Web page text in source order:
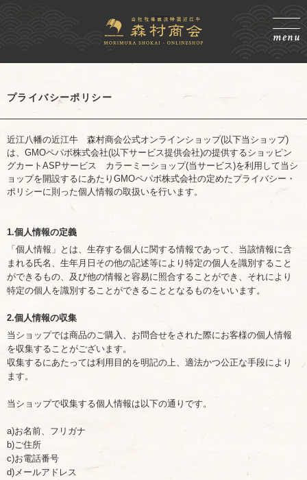
menu
プライバシーポリシー
近江八幡の近江牛 森村商会公式オンラインショップ(以下当ショップ)
は、 GMOペパボ株式会社(以下サービス提供会社)の提供するショッピン
グカートASPサービス カラーミーショップ(当サービス)を利用して当シ
ョップを開設するにあたりGMOペパボ株式会社の定めたプライバシー・
ポリシーに則った個人情報の取扱いを行います。
1.個人情報の定義
「個人情報」とは、生存する個人に関する情報であって、当該情報に含
まれる氏名、生年月日その他の記述等により特定の個人を識別すること
ができるもの、及び他の情報と容易に照合することができ、それにより
特定の個人を識別することができることとなるものをいいます。
2.個人情報の収集
当ショップでは商品のご購入、お問合せをされた際にお客様の個人情報
を収集することがございます。
収集するにあたっては利用目的を明記の上、適法かつ公正な手段により
ます。
当ショップで収集する個人情報は以下の通りです。
a)お名前、フリガナ
b)ご住所
c)お電話番号
d)メールアドレス